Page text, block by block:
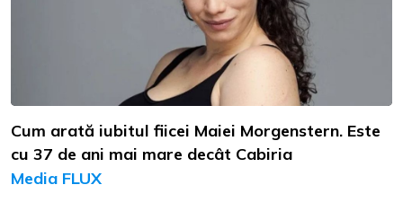
Cum arată iubitul fiicei Maiei Morgenstern. Este
cu 37 de ani mai mare decât Cabiria
Media FLUX